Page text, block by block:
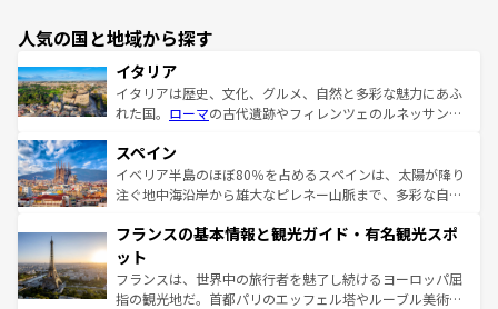
人気の国と地域から探す
イタリア
イタリアは歴史、文化、グルメ、自然と多彩な魅力にあふ
れた国。 ローマの古代遺跡やフィレンツェのルネッサンス
ろん、トスカーナの美しい田園風景やアマルフィ海岸の絶
景など、自然景観も見逃せない。観光の合間には、本場の
ピザやパスタなど、絶品のイタリア料理を堪能することも
ませてくれるイタリアで、忘れられない旅をしてみよう！
なお、新着のイタリア情報は
しい。
スペイン
イベリア半島のほぼ80％を占めるスペインは、太陽が降り
注ぐ地中海沿岸から雄大なピレネー山脈まで、多彩な自然
文化が根付くこの国では、情熱的なフラメンコ、熱気あふ
れる闘牛、そして美味しいタパスが生活の一部となってい
る。首都マドリードの洗練された雰囲気や、バルセロナの
アートに溢れた街角から、地方では古代ローマ遺跡や中世
フランスの基本情報と観光ガイド・有名観光スポ
ット
フランスは、世界中の旅行者を魅了し続けるヨーロッパ屈
指の観光地だ。首都パリのエッフェル塔やルーブル美術館